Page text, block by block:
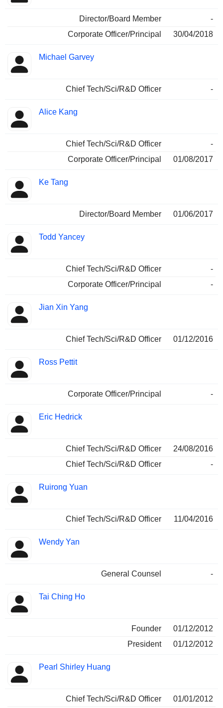
Director/Board Member
-
Corporate Officer/Principal
30/04/2018
Michael Garvey
Chief Tech/Sci/R&D Officer -
Alice Kang
Chief Tech/Sci/R&D Officer
-
Corporate Officer/Principal
01/08/2017
Ke Tang
Director/Board Member 01/06/2017
Todd Yancey
Chief Tech/Sci/R&D Officer
-
Corporate Officer/Principal
-
Jian Xin Yang
Chief Tech/Sci/R&D Officer 01/12/2016
Ross Pettit
Corporate Officer/Principal -
Eric Hedrick
Chief Tech/Sci/R&D Officer
24/08/2016
Chief Tech/Sci/R&D Officer
-
Ruirong Yuan
Chief Tech/Sci/R&D Officer 11/04/2016
Wendy Yan
General Counsel -
Tai Ching Ho
Founder
01/12/2012
President
01/12/2012
Pearl Shirley Huang
Chief Tech/Sci/R&D Officer
01/01/2012